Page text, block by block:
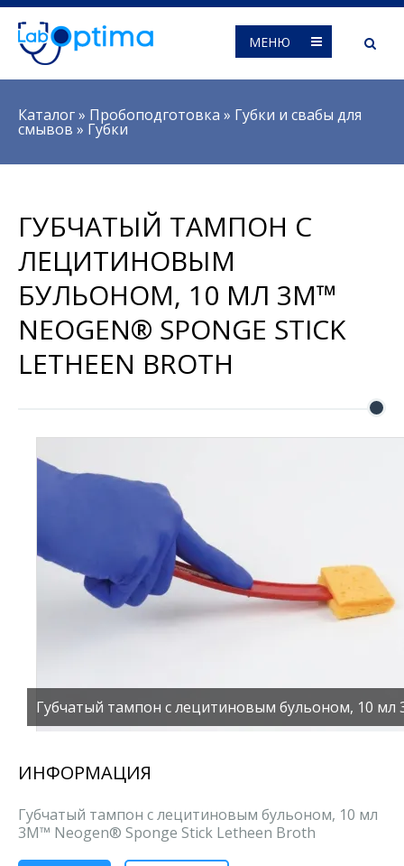
МЕНЮ
Вы здесь
Каталог» Пробоподготовка » Губки и свабы для
смывов » Губки
ГУБЧАТЫЙ ТАМПОН С
ЛЕЦИТИНОВЫМ
БУЛЬОНОМ, 10 МЛ 3M™
NEOGEN® SPONGE STICK
LETHEEN BROTH
Губчатый тампон с лецитиновым бульоном, 10
ИНФОРМАЦИЯ
Губчатый тампон с лецитиновым бульоном, 10 мл
3M™ Neogen® Sponge Stick Letheen Broth